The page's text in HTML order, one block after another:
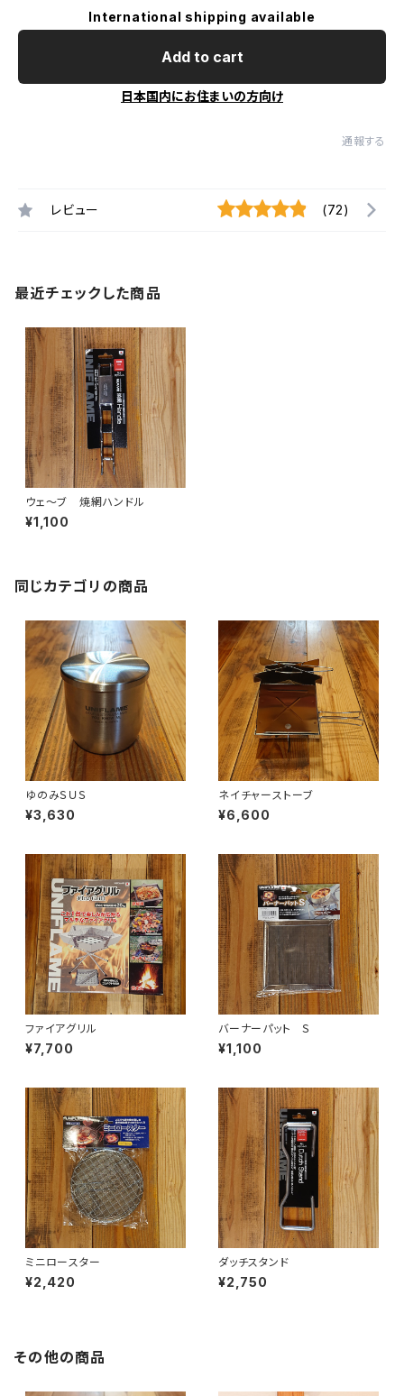
International shipping available
Add to cart
日本国内にお住まいの方向け
通報する
レビュー (72)
最近チェックした商品
ウェ～ブ 焼網ハンドル
¥1,100
同じカテゴリの商品
ゆのみＳＵＳ
¥3,630
ネイチャーストーブ
¥6,600
ファイアグリル
¥7,700
バーナーパット Ｓ
¥1,100
ミニロースター
¥2,420
ダッチスタンド
¥2,750
その他の商品